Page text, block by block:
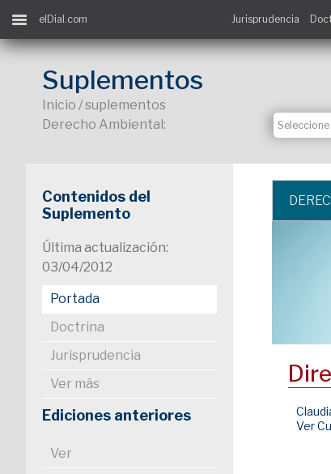
elDial.com Jurisprudencia
Suplementos
Inicio / suplementos
Derecho Ambiental:
Contenidos del
Suplemento
Última actualización:
03/04/2012
Portada
Doctrina
Jurisprudencia
Ver más
Ediciones anteriores
Ver
Ver